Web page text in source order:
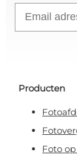
Producten
Foto